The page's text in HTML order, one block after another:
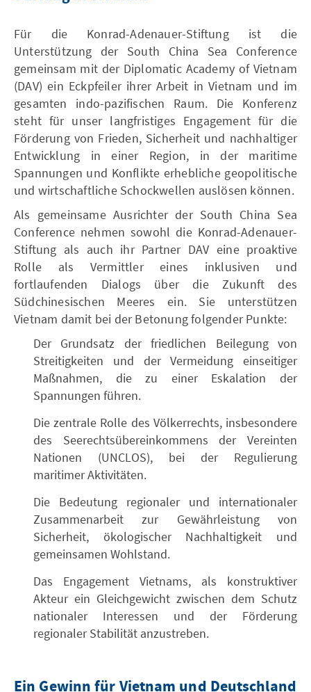
Für die Konrad-Adenauer-Stiftung ist die
Unterstützung der South China Sea Conference
gemeinsam mit der Diplomatic Academy of Vietnam
(DAV) ein Eckpfeiler ihrer Arbeit in Vietnam und im
gesamten indo-pazifischen Raum. Die Konferenz
steht für unser langfristiges Engagement für die
Förderung von Frieden, Sicherheit und nachhaltiger
Entwicklung in einer Region, in der maritime
Spannungen und Konflikte erhebliche geopolitische
und wirtschaftliche Schockwellen auslösen können.
Als gemeinsame Ausrichter der South China Sea
Conference nehmen sowohl die Konrad-Adenauer-
Stiftung als auch ihr Partner DAV eine proaktive
Rolle als Vermittler eines inklusiven und
fortlaufenden Dialogs über die Zukunft des
Südchinesischen Meeres ein. Sie unterstützen
Vietnam damit bei der Betonung folgender Punkte:
Der Grundsatz der friedlichen Beilegung von
Streitigkeiten und der Vermeidung einseitiger
Maßnahmen, die zu einer Eskalation der
Spannungen führen.
Die zentrale Rolle des Völkerrechts, insbesondere
des Seerechtsübereinkommens der Vereinten
Nationen (UNCLOS), bei der Regulierung
maritimer Aktivitäten.
Die Bedeutung regionaler und internationaler
Zusammenarbeit zur Gewährleistung von
Sicherheit, ökologischer Nachhaltigkeit und
gemeinsamen Wohlstand.
Das Engagement Vietnams, als konstruktiver
Akteur ein Gleichgewicht zwischen dem Schutz
nationaler Interessen und der Förderung
regionaler Stabilität anzustreben.
Ein Gewinn für Vietnam und Deutschland